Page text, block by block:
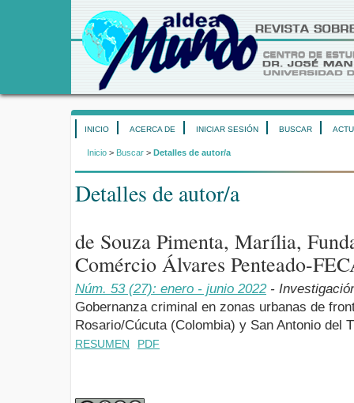
INICIO ACERCA DE INICIAR SESIÓN BUSCAR
Inicio > Buscar > Detalles de autor/a
Detalles de autor/a
de Souza Pimenta, Marília,
Comércio Álvares Penteado-
Núm. 53 (27): enero - junio 2022-
Gobernanza criminal en zonas urbanas de
Rosario/Cúcuta (Colombia) y San Antonio del
RESUMEN PDF